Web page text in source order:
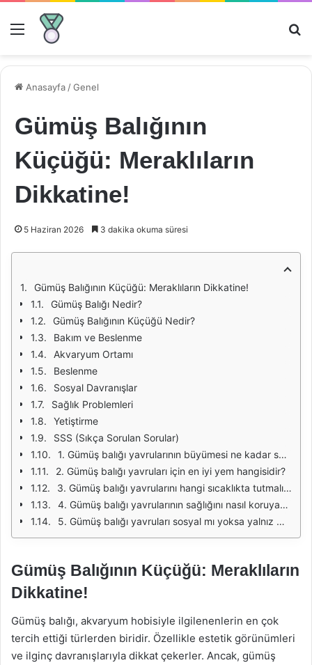
Menü
Anasayfa /Genel
Gümüş Balığının
Küçüğü: Meraklıların
Dikkatine!
5 Haziran 2026 3 dakika okuma süresi
Gümüş Balığının Küçüğü: Meraklıların Dikkatine!
Gümüş Balığı Nedir?
Gümüş Balığının Küçüğü Nedir?
Bakım ve Beslenme
Akvaryum Ortamı
Beslenme
Sosyal Davranışlar
Sağlık Problemleri
Yetiştirme
SSS (Sıkça Sorulan Sorular)
1. Gümüş balığı yavrularının büyümesi ne kadar sürer?
2. Gümüş balığı yavruları için en iyi yem hangisidir?
3. Gümüş balığı yavrularını hangi sıcaklıkta tutmalıyım?
4. Gümüş balığı yavrularının sağlığını nasıl koruyabilirim?
5. Gümüş balığı yavruları sosyal mı yoksa yalnız mı yaşar?
Gümüş Balığının Küçüğü: Meraklıların
Dikkatine!
Gümüş balığı, akvaryum hobisiyle ilgilenenlerin en çok
tercih ettiği türlerden biridir. Özellikle estetik görünümleri
ve ilginç davranışlarıyla dikkat çekerler. Ancak, gümüş